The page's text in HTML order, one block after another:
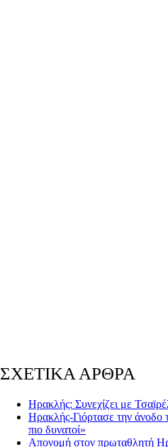
ΣΧΕΤΙΚΑ ΑΡΘΡΑ
Ηρακλής: Συνεχίζει με
Ηρακλής-Γιόρτασε την άνοδο
πιο δυνατοί»
Απονομή στον πρωταθλητή